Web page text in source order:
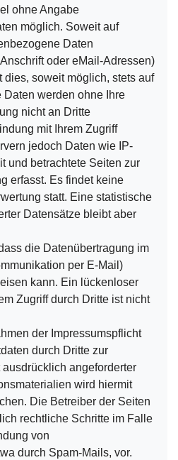
ohne Angabe
möglich. Soweit auf
Daten
oder eMail-Adressen)
dies, soweit möglich, stets auf
werden ohne Ihre
nicht an Dritte
mit Ihrem Zugriff
jedoch Daten wie IP-
und betrachtete Seiten zur
erfasst. Es findet keine
statt. Eine statistische
Datensätze bleibt aber
die Datenübertragung im
per E-Mail)
kann. Ein lückenloser
Zugriff durch Dritte ist nicht
der Impressumspflicht
durch Dritte zur
angeforderter
wird hiermit
Die Betreiber der Seiten
rechtliche Schritte im Falle
von
durch Spam-Mails, vor.